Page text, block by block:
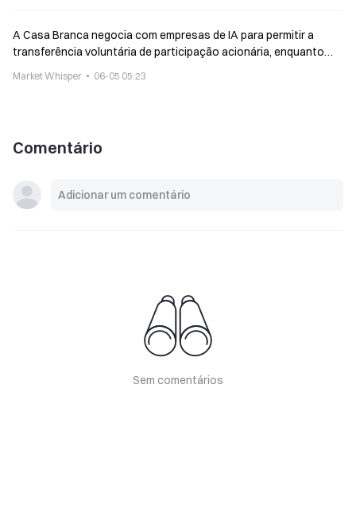
A Casa Branca negocia com empresas de IA para permitir a
transferência voluntária de participação acionária, enquanto
Market Whisper 06-05 05:23
Comentário
Sem comentários